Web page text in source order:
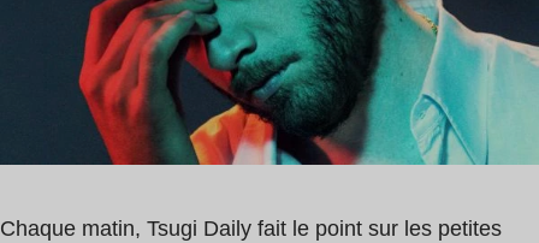
Jackson
Chaque matin, Tsugi Daily fait le point sur les petites